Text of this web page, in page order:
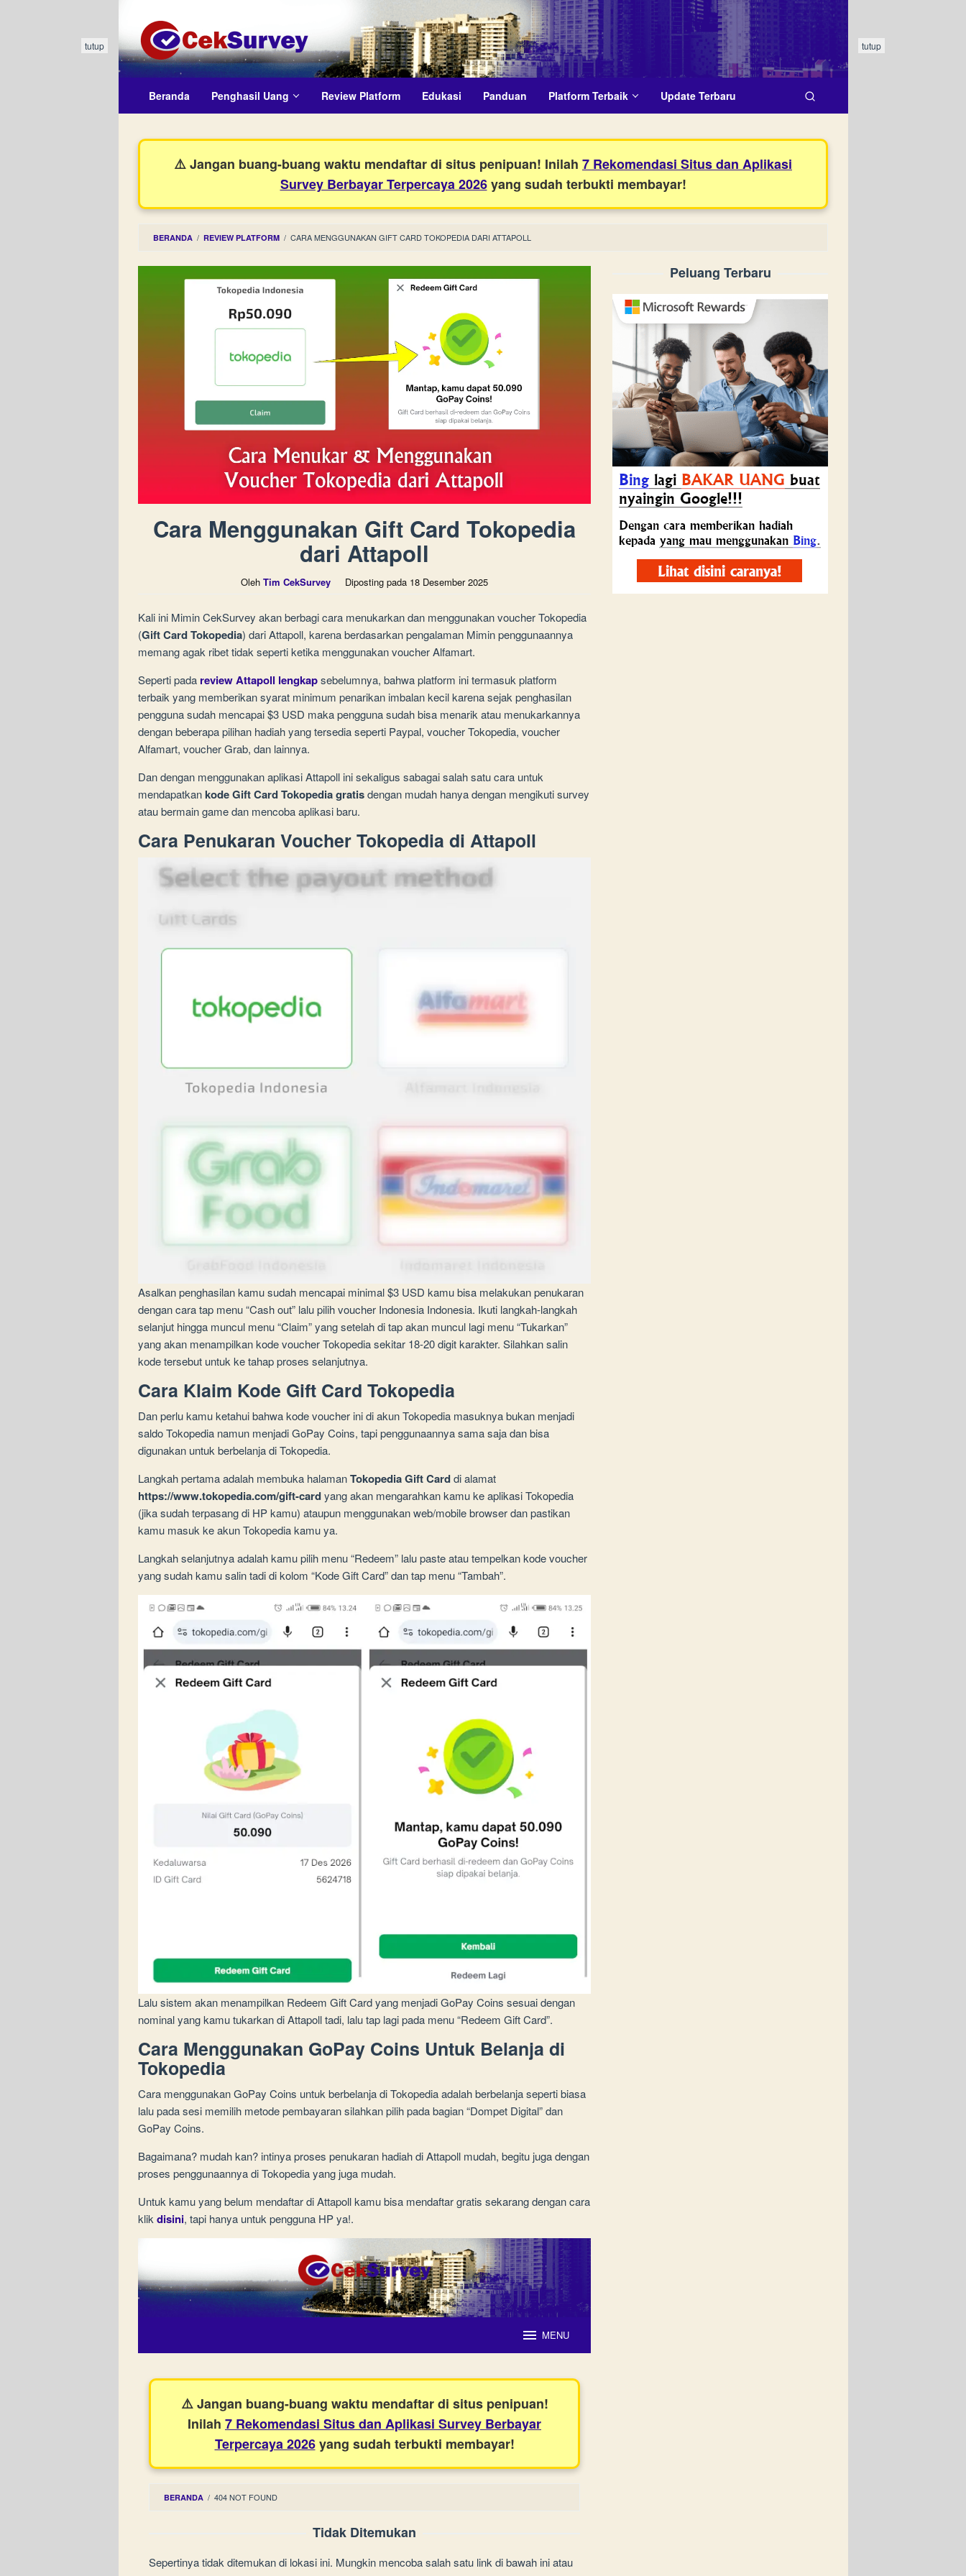
konten
Beranda Penghasil Uang Review Platform Edukasi Panduan Platform Terbaik Update Terbaru
tutup tutup
⚠️ Jangan buang-buang waktu mendaftar di situs penipuan! Inilah 7 Rekomendasi Situs dan Aplikasi
Survey Berbayar Terpercaya 2026yang sudah terbukti membayar!
BERANDA / REVIEW PLATFORM / CARA MENGGUNAKAN GIFT CARD TOKOPEDIA DARI ATTAPOLL
Cara Menggunakan Gift Card Tokopedia
dari Attapoll
Oleh Tim CekSurvey Diposting pada 18 Desember 2025
Kali ini Mimin CekSurvey akan berbagi cara menukarkan dan menggunakan voucher Tokopedia
(Gift Card Tokopedia) dari Attapoll, karena berdasarkan pengalaman Mimin penggunaannya
memang agak ribet tidak seperti ketika menggunakan voucher Alfamart.
Seperti pada review Attapoll lengkapsebelumnya, bahwa platform ini termasuk platform
terbaik yang memberikan syarat minimum penarikan imbalan kecil karena sejak penghasilan
pengguna sudah mencapai $3 USD maka pengguna sudah bisa menarik atau menukarkannya
dengan beberapa pilihan hadiah yang tersedia seperti Paypal, voucher Tokopedia, voucher
Alfamart, voucher Grab, dan lainnya.
Dan dengan menggunakan aplikasi Attapoll ini sekaligus sabagai salah satu cara untuk
mendapatkankode Gift Card Tokopedia gratisdengan mudah hanya dengan mengikuti survey
atau bermain game dan mencoba aplikasi baru.
Cara Penukaran Voucher Tokopedia di Attapoll
Asalkan penghasilan kamu sudah mencapai minimal $3 USD kamu bisa melakukan penukaran
dengan cara tap menu “Cash out” lalu pilih voucher Indonesia Indonesia. Ikuti langkah-langkah
selanjut hingga muncul menu “Claim” yang setelah di tap akan muncul lagi menu “Tukarkan”
yang akan menampilkan kode voucher Tokopedia sekitar 18-20 digit karakter. Silahkan salin
kode tersebut untuk ke tahap proses selanjutnya.
Cara Klaim Kode Gift Card Tokopedia
Dan perlu kamu ketahui bahwa kode voucher ini di akun Tokopedia masuknya bukan menjadi
saldo Tokopedia namun menjadi GoPay Coins, tapi penggunaannya sama saja dan bisa
digunakan untuk berbelanja di Tokopedia.
Langkah pertama adalah membuka halamanTokopedia Gift Carddi alamat
https://www.tokopedia.com/gift-cardyang akan mengarahkan kamu ke aplikasi Tokopedia
(jika sudah terpasang di HP kamu) ataupun menggunakan web/mobile browser dan pastikan
kamu masuk ke akun Tokopedia kamu ya.
Langkah selanjutnya adalah kamu pilih menu “Redeem” lalu paste atau tempelkan kode voucher
yang sudah kamu salin tadi di kolom “Kode Gift Card” dan tap menu “Tambah”.
Lalu sistem akan menampilkan Redeem Gift Card yang menjadi GoPay Coins sesuai dengan
nominal yang kamu tukarkan di Attapoll tadi, lalu tap lagi pada menu “Redeem Gift Card”.
Cara Menggunakan GoPay Coins Untuk Belanja di
Tokopedia
Cara menggunakan GoPay Coins untuk berbelanja di Tokopedia adalah berbelanja seperti biasa
lalu pada sesi memilih metode pembayaran silahkan pilih pada bagian “Dompet Digital” dan
GoPay Coins.
Bagaimana? mudah kan? intinya proses penukaran hadiah di Attapoll mudah, begitu juga dengan
proses penggunaannya di Tokopedia yang juga mudah.
Untuk kamu yang belum mendaftar di Attapoll kamu bisa mendaftar gratis sekarang dengan cara
klik disini, tapi hanya untuk pengguna HP ya!.
Peluang Terbaru